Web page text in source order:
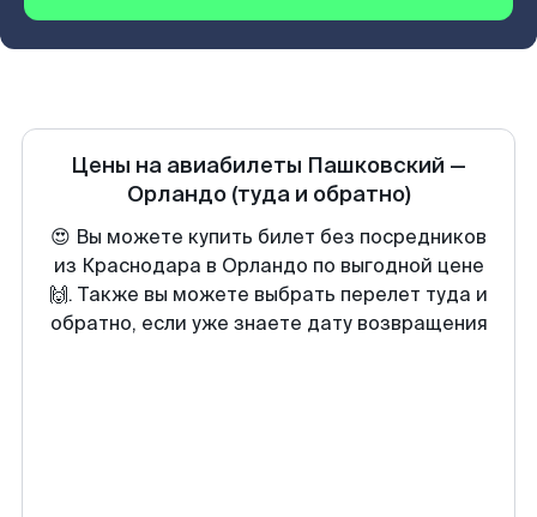
Цены на авиабилеты Пашковский —
Орландо (туда и обратно)
😍 Вы можете купить билет без посредников
из Краснодара в Орландо по выгодной цене
🙌. Также вы можете выбрать перелет туда и
обратно, если уже знаете дату возвращения